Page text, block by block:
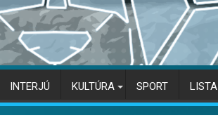
INTERJÚ KULTÚRA SPORT LISTA